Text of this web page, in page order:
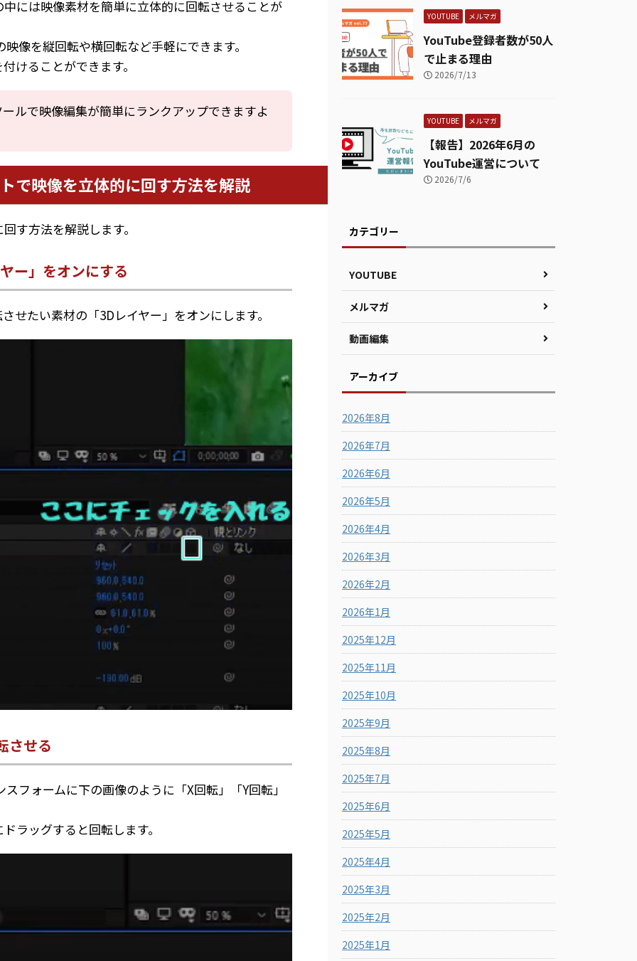
には映像素材を簡単に立体的に回転させることが
像を縦回転や横回転など手軽にできます。
けることができます。
ルで映像編集が簡単にランクアップできますよ
で映像を立体的に回す方法を解説
す方法を解説します。
ー」をオンにする
せたい素材の「3Dレイヤー」をオンにします。
させる
フォームに下の画像のように「X回転」「Y回転」
ラッグすると回転します。
YOUTUBE メルマガ
YouTube登録者数が50人
で止まる理由
2026/7/13
YOUTUBE メルマガ
【報告】2026年6月の
YouTube運営について
2026/7/6
カテゴリー
YOUTUBE
メルマガ
動画編集
アーカイブ
2026年8月
2026年7月
2026年6月
2026年5月
2026年4月
2026年3月
2026年2月
2026年1月
2025年12月
2025年11月
2025年10月
2025年9月
2025年8月
2025年7月
2025年6月
2025年5月
2025年4月
2025年3月
2025年2月
2025年1月